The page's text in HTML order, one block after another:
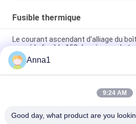
Fusible thermique
Le courant ascendant d'alliage du
coupé le fusible 150 degrés pour le
Le courant ascendant de boîtier en
coupé le fusible pour l'alliage du
Le généraliste thermique à la maison
Anna1
9:24 AM
Good day, what product are you